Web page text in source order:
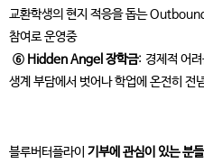
교환학생의 현지 적응을 돕는
참여로 운영중
⑥ Hidden Angel 장학금: 경제적 어
생계 부담에서 벗어나 학업에 온전히 전
블루버터플라이 기부에 관심이 있는 분